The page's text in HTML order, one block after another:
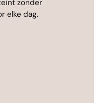
zonder
elke dag.